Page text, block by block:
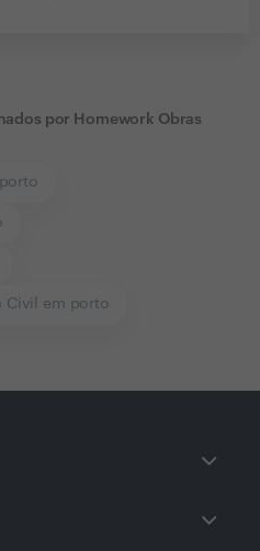
por Homework Obras
Civil em porto